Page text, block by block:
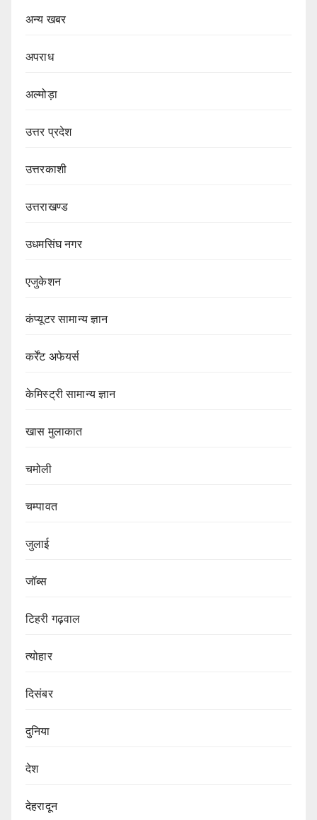
अन्य खबर
अपराध
अल्मोड़ा
उत्तर प्रदेश
उत्तरकाशी
उत्तराखण्ड
उधमसिंघ नगर
एजुकेशन
कंप्यूटर सामान्य ज्ञान
कर्रेंट अफेयर्स
केमिस्ट्री सामान्य ज्ञान
खास मुलाकात
चमोली
चम्पावत
जुलाई
जॉब्स
टिहरी गढ़वाल
त्योहार
दिसंबर
दुनिया
देश
देहरादून